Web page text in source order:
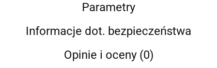
Parametry
Informacje dot. bezpieczeństwa
Opinie i oceny (0)